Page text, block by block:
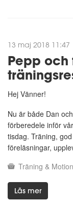
13 maj 2018 11:47
Pepp
Hej Vänner!
Nu är både Dan
förberedele inför vår
tisdag. Träning,
föreläsningar,
Träning & Motion
Läs mer